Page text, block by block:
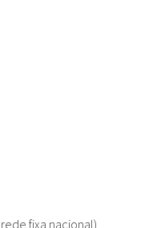
fixa nacional)